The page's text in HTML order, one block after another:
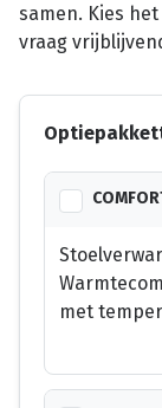
samen. Kies
vraag
met